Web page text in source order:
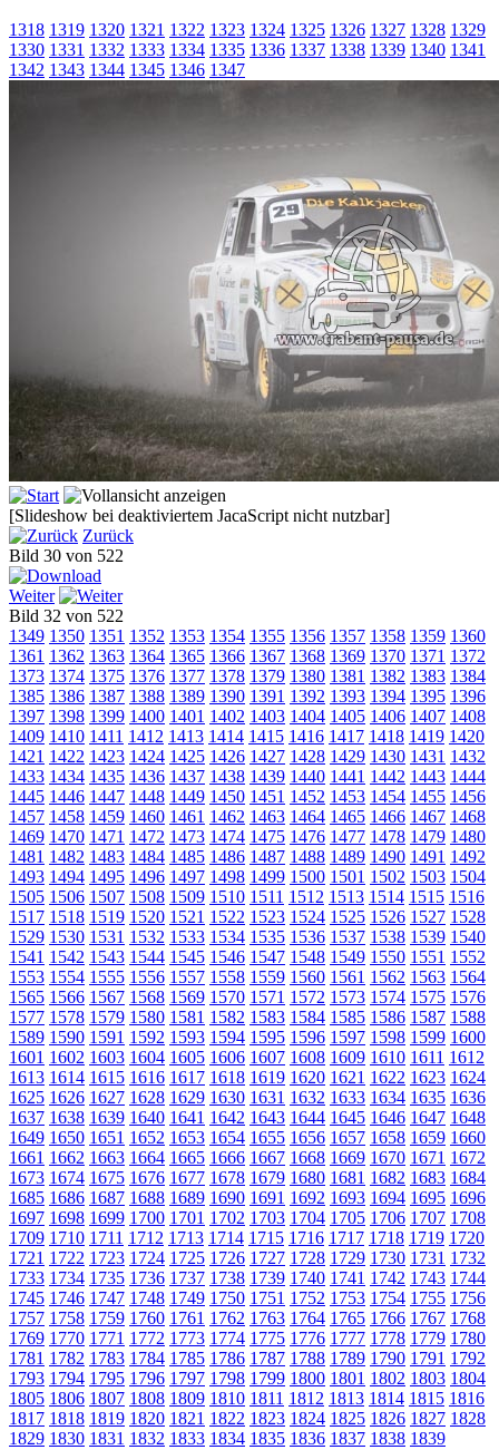
1318 1319 1320 1321 1322 1323 1324 1325 1326 1327 1328 1329
1330 1331 1332 1333 1334 1335 1336 1337 1338 1339 1340 1341
1342 1343 1344 1345 1346 1347
[Slideshow bei deaktiviertem JacaScript nicht nutzbar]
Zurück
Bild 30 von 522
Weiter
Bild 32 von 522
1349 1350 1351 1352 1353 1354 1355 1356 1357 1358 1359 1360
1361 1362 1363 1364 1365 1366 1367 1368 1369 1370 1371 1372
1373 1374 1375 1376 1377 1378 1379 1380 1381 1382 1383 1384
1385 1386 1387 1388 1389 1390 1391 1392 1393 1394 1395 1396
1397 1398 1399 1400 1401 1402 1403 1404 1405 1406 1407 1408
1409 1410 1411 1412 1413 1414 1415 1416 1417 1418 1419 1420
1421 1422 1423 1424 1425 1426 1427 1428 1429 1430 1431 1432
1433 1434 1435 1436 1437 1438 1439 1440 1441 1442 1443 1444
1445 1446 1447 1448 1449 1450 1451 1452 1453 1454 1455 1456
1457 1458 1459 1460 1461 1462 1463 1464 1465 1466 1467 1468
1469 1470 1471 1472 1473 1474 1475 1476 1477 1478 1479 1480
1481 1482 1483 1484 1485 1486 1487 1488 1489 1490 1491 1492
1493 1494 1495 1496 1497 1498 1499 1500 1501 1502 1503 1504
1505 1506 1507 1508 1509 1510 1511 1512 1513 1514 1515 1516
1517 1518 1519 1520 1521 1522 1523 1524 1525 1526 1527 1528
1529 1530 1531 1532 1533 1534 1535 1536 1537 1538 1539 1540
1541 1542 1543 1544 1545 1546 1547 1548 1549 1550 1551 1552
1553 1554 1555 1556 1557 1558 1559 1560 1561 1562 1563 1564
1565 1566 1567 1568 1569 1570 1571 1572 1573 1574 1575 1576
1577 1578 1579 1580 1581 1582 1583 1584 1585 1586 1587 1588
1589 1590 1591 1592 1593 1594 1595 1596 1597 1598 1599 1600
1601 1602 1603 1604 1605 1606 1607 1608 1609 1610 1611 1612
1613 1614 1615 1616 1617 1618 1619 1620 1621 1622 1623 1624
1625 1626 1627 1628 1629 1630 1631 1632 1633 1634 1635 1636
1637 1638 1639 1640 1641 1642 1643 1644 1645 1646 1647 1648
1649 1650 1651 1652 1653 1654 1655 1656 1657 1658 1659 1660
1661 1662 1663 1664 1665 1666 1667 1668 1669 1670 1671 1672
1673 1674 1675 1676 1677 1678 1679 1680 1681 1682 1683 1684
1685 1686 1687 1688 1689 1690 1691 1692 1693 1694 1695 1696
1697 1698 1699 1700 1701 1702 1703 1704 1705 1706 1707 1708
1709 1710 1711 1712 1713 1714 1715 1716 1717 1718 1719 1720
1721 1722 1723 1724 1725 1726 1727 1728 1729 1730 1731 1732
1733 1734 1735 1736 1737 1738 1739 1740 1741 1742 1743 1744
1745 1746 1747 1748 1749 1750 1751 1752 1753 1754 1755 1756
1757 1758 1759 1760 1761 1762 1763 1764 1765 1766 1767 1768
1769 1770 1771 1772 1773 1774 1775 1776 1777 1778 1779 1780
1781 1782 1783 1784 1785 1786 1787 1788 1789 1790 1791 1792
1793 1794 1795 1796 1797 1798 1799 1800 1801 1802 1803 1804
1805 1806 1807 1808 1809 1810 1811 1812 1813 1814 1815 1816
1817 1818 1819 1820 1821 1822 1823 1824 1825 1826 1827 1828
1829 1830 1831 1832 1833 1834 1835 1836 1837 1838 1839